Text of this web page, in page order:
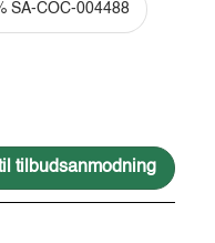
SA-COC-004488
tilbudsanmodning